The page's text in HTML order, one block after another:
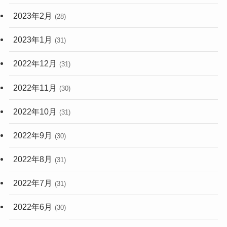
2023年2月 (28)
2023年1月 (31)
2022年12月 (31)
2022年11月 (30)
2022年10月 (31)
2022年9月 (30)
2022年8月 (31)
2022年7月 (31)
2022年6月 (30)